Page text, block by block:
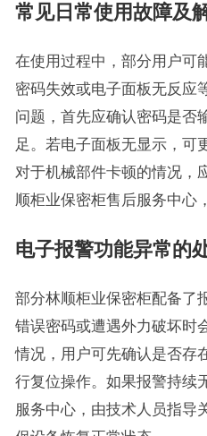
常见日常使用故障及
在使用过程中，部分用户可
密码失效或电子面板无反应
问题，首先应确认密码是否
足。若电子面板无显示，可
对于机械部件卡顿的情况，
顺柜业保密柜售后服务中心
电子报警功能异常的
部分林顺柜业保密柜配备了
错误密码或遭遇外力破坏时
情况，用户可先确认是否存
行复位操作。如果报警持续
服务中心，由技术人员指导